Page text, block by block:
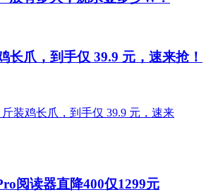
长爪，到手仅 39.9 元，速来抢！
阅读器直降400仅1299元